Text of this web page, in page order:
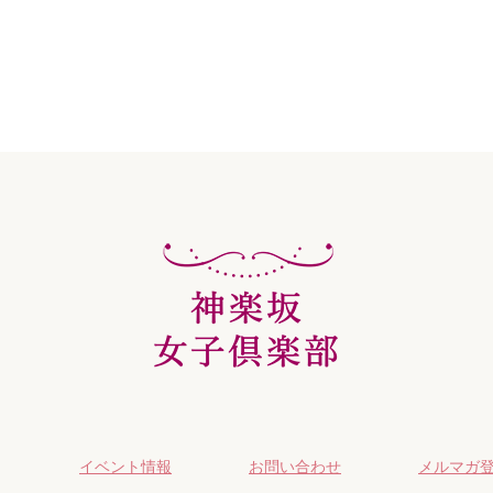
イベント情報 お問い合わせ メルマガ